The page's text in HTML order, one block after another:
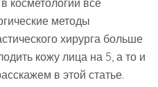
методы
хирурга больше
кожу лица на 5, а то и
в этой статье.